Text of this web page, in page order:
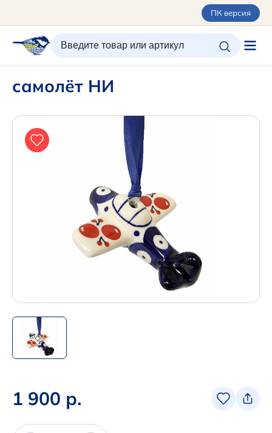
ПК версия
ИЗБРАННОЕ ВХОД/РЕГИСТРАЦИЯ КОРЗИНА
Орнаменты
О керамике
Оплата и доставка
Новинки
+7 (495) 680-44-95 /
+7 (495) 680-92-00
Написать нам в Телеграм
+7 (925) 294-91-85
самолёт НИ
1 900 р.